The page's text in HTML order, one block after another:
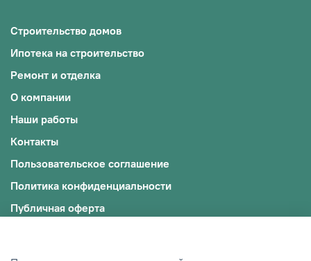
Строительство домов
Ипотека на строительство
Ремонт и отделка
О компании
Наши работы
Контакты
Пользовательское соглашение
Политика конфиденциальности
Публичная оферта